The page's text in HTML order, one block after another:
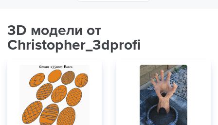
3D модели от
Christopher_3dprofi